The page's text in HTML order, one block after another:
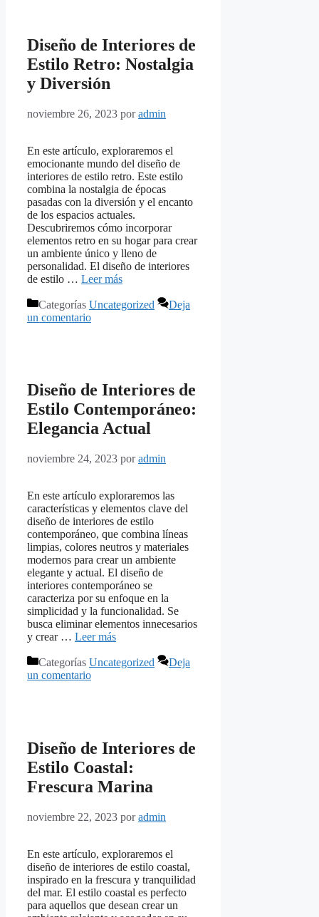
Diseño de Interiores de
Estilo Retro: Nostalgia
y Diversión
noviembre 26, 2023 poradmin
En este artículo, exploraremos el
emocionante mundo del diseño de
interiores de estilo retro. Este estilo
combina la nostalgia de épocas
pasadas con la diversión y el encanto
de los espacios actuales.
Descubriremos cómo incorporar
elementos retro en su hogar para crear
un ambiente único y lleno de
personalidad. El diseño de interiores
de estilo … Leer más
Categorías Uncategorized
Deja
un comentario
Diseño de Interiores de
Estilo Contemporáneo:
Elegancia Actual
noviembre 24, 2023 poradmin
En este artículo exploraremos las
características y elementos clave del
diseño de interiores de estilo
contemporáneo, que combina líneas
limpias, colores neutros y materiales
modernos para crear un ambiente
elegante y actual. El diseño de
interiores contemporáneo se
caracteriza por su enfoque en la
simplicidad y la funcionalidad. Se
busca eliminar elementos innecesarios
y crear … Leer más
Categorías Uncategorized
Deja
un comentario
Diseño de Interiores de
Estilo Coastal:
Frescura Marina
noviembre 22, 2023 poradmin
En este artículo, exploraremos el
diseño de interiores de estilo coastal,
inspirado en la frescura y tranquilidad
del mar. El estilo coastal es perfecto
para aquellos que desean crear un